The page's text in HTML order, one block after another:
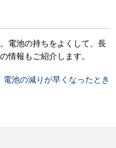
電池の持ちをよくして、長
情報もご紹介します。
電池の減りが早くなったとき